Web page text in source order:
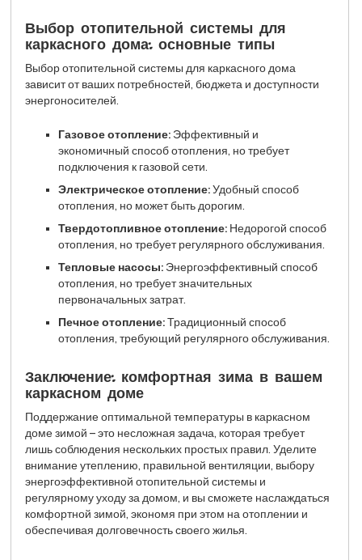
Выбор отопительной системы для
каркасного дома: основные типы
Выбор отопительной системы для каркасного дома
зависит от ваших потребностей, бюджета и доступности
энергоносителей.
Газовое отопление:Эффективный и
экономичный способ отопления, но требует
подключения к газовой сети.
Электрическое отопление:Удобный способ
отопления, но может быть дорогим.
Твердотопливное отопление:Недорогой способ
отопления, но требует регулярного обслуживания.
Тепловые насосы:Энергоэффективный способ
отопления, но требует значительных
первоначальных затрат.
Печное отопление:Традиционный способ
отопления, требующий регулярного обслуживания.
Заключение: комфортная зима в вашем
каркасном доме
Поддержание оптимальной температуры в каркасном
доме зимой – это несложная задача, которая требует
лишь соблюдения нескольких простых правил. Уделите
внимание утеплению, правильной вентиляции, выбору
энергоэффективной отопительной системы и
регулярному уходу за домом, и вы сможете наслаждаться
комфортной зимой, экономя при этом на отоплении и
обеспечивая долговечность своего жилья.